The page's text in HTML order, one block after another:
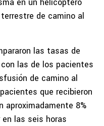
de camino al
las tasas de
las de los pacientes
de camino al
que recibieron
aproximadamente 8%
las seis horas